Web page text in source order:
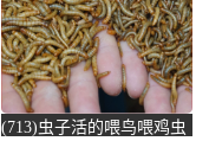
(713)虫子活的喂鸟喂鸡虫